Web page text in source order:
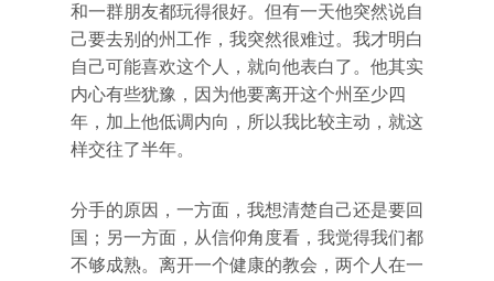
和一群朋友都玩得很好。但有一天他突然说自
己要去别的州工作，我突然很难过。我才明白
自己可能喜欢这个人，就向他表白了。他其实
内心有些犹豫，因为他要离开这个州至少四
年，加上他低调内向，所以我比较主动，就这
样交往了半年。
分手的原因，一方面，我想清楚自己还是要回
国；另一方面，从信仰角度看，我觉得我们都
不够成熟。离开一个健康的教会，两个人在一